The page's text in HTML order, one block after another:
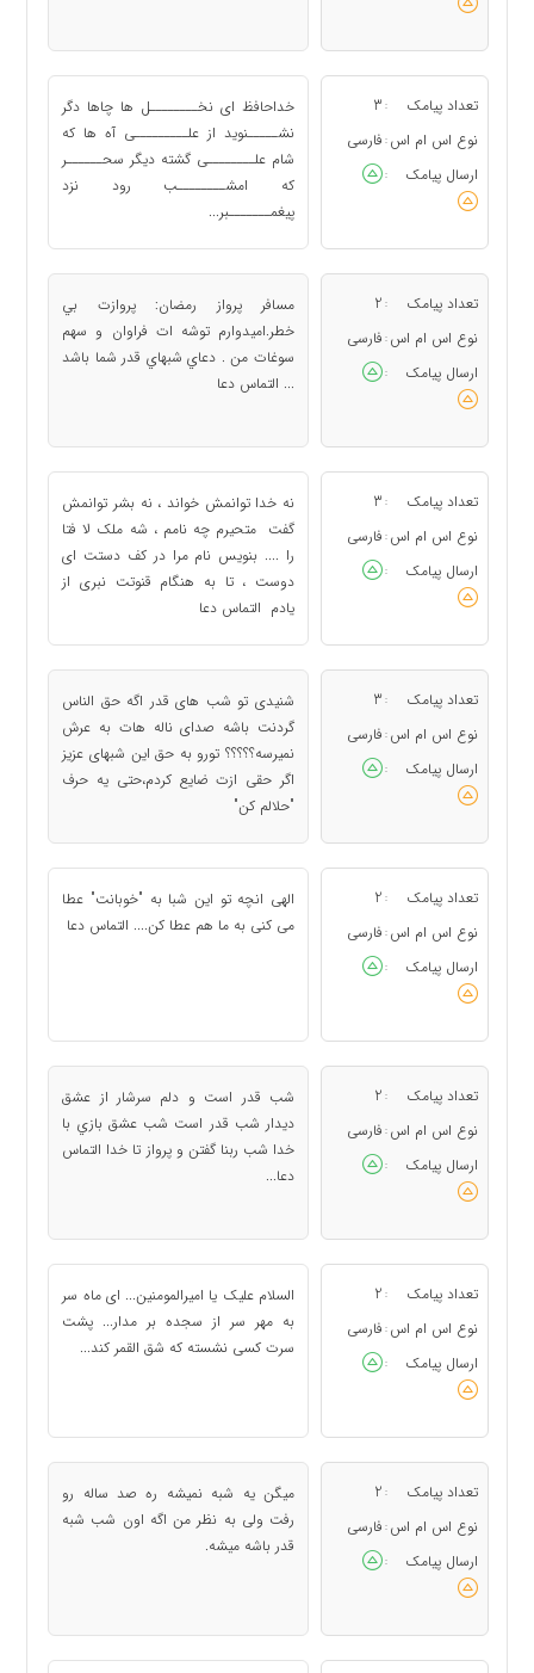
تعداد پیامک :
3
نوع اس ام اس : فارسی
ارسال پیامک
:
خداحافظ ای نخــــــــل ها چاها دگر
نشـــــنوید از علـــــــــی آه ها که
شام علــــــــی گشته دیگر سحــــــر
که امشــــــــب رود نزد
پیغمـــــــبر...
تعداد پیامک :
2
نوع اس ام اس : فارسی
ارسال پیامک
:
مسافر پرواز رمضان: پروازت بي
خطر.اميدوارم توشه ات فراوان و سهم
سوغات من . دعاي شبهاي قدر شما باشد
... التماس دعا
تعداد پیامک :
3
نوع اس ام اس : فارسی
ارسال پیامک
:
نه خدا توانمش خواند ، نه بشر توانمش
گفت متحیرم چه نامم ، شه ملک لا فتا
را .... بنویس نام مرا در کف دستت ای
دوست ، تا به هنگام قنوتت نبری از
یادم التماس دعا
تعداد پیامک :
3
نوع اس ام اس : فارسی
ارسال پیامک
:
شنیدی تو شب های قدر اگه حق الناس
گردنت باشه صدای ناله هات به عرش
نمیرسه؟؟؟؟؟ تورو به حق این شبهای عزیز
اگر حقی ازت ضایع کردم،حتی یه حرف
"حلالم کن"
تعداد پیامک :
2
نوع اس ام اس : فارسی
ارسال پیامک
:
الهی انچه تو این شبا به "خوبانت" عطا
می کنی به ما هم عطا کن.... التماس دعا
تعداد پیامک :
2
نوع اس ام اس : فارسی
ارسال پیامک
:
شب قدر است و دلم سرشار از عشق
ديدار شب قدر است شب عشق بازي با
خدا شب ربنا گفتن و پرواز تا خدا التماس
دعا...
تعداد پیامک :
2
نوع اس ام اس : فارسی
ارسال پیامک
:
السلام علیک یا امیرالمومنین... ای ماه سر
به مهر سر از سجده بر مدار... پشت
سرت کسی نشسته که شق القمر کند...
تعداد پیامک :
2
نوع اس ام اس : فارسی
ارسال پیامک
:
میگن یه شبه نمیشه ره صد ساله رو
رفت ولی به نظر من اگه اون شب شبه
قدر باشه میشه.